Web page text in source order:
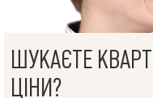
ШУКАЄТЕ
ЦІНИ?